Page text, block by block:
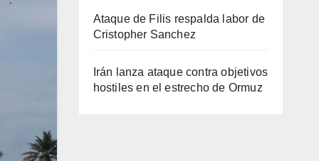
Ataque de Filis respalda labor de
Cristopher Sanchez
Irán lanza ataque contra objetivos
hostiles en el estrecho de Ormuz